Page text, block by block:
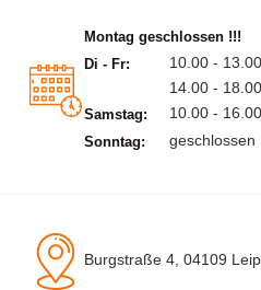
Montag geschlossen !!!
Di - Fr:
10.00 -
14.00 -
Samstag: 10.00 -
Sonntag: geschlossen
Burgstraße 4, 04109